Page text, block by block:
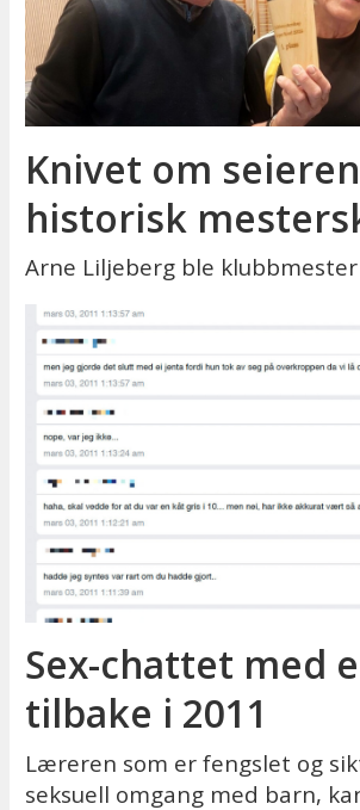
Knivet om
historisk
Arne Liljeberg ble
Sex-chattet med
tilbake i 2011
Læreren som er fengslet og
seksuell omgang med barn,